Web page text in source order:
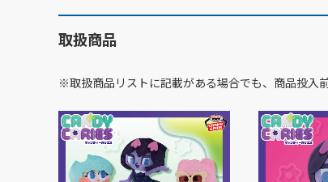
取扱商品
※取扱商品リストに記載がある場合でも、商品投入